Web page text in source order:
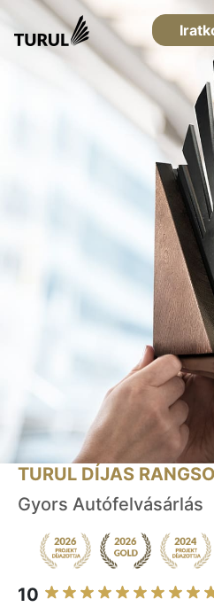
TURUL DÍJAS
Gyors Autófelvásárlás
10